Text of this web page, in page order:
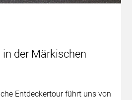
in der Märkischen
Entdeckertour führt uns von